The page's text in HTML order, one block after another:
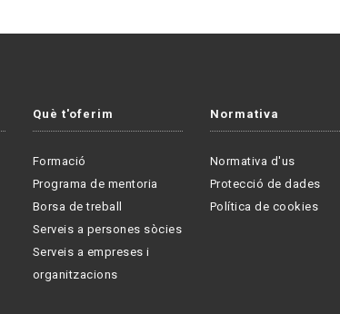
Què t'oferim
Formació
Programa de mentoria
Borsa de treball
Serveis a persones sòcies
Serveis a empreses i
organitzacions
Normativa
Normativa d'us
Protecció de dades
Política de cookies